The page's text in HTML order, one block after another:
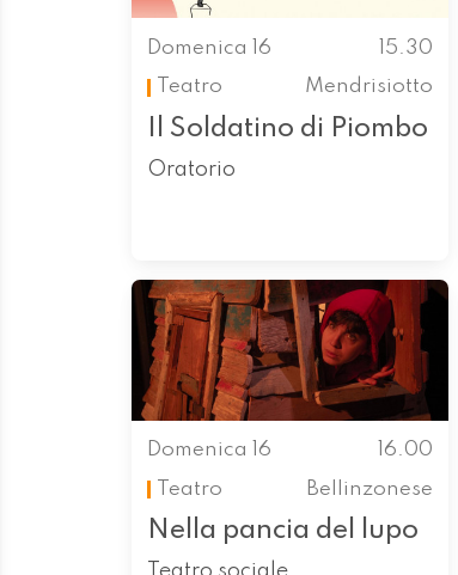
Domenica 16
15.30
Teatro
Mendrisiotto
Il Soldatino di Piombo
Oratorio
Domenica 16
16.00
Teatro
Bellinzonese
Nella pancia del lupo